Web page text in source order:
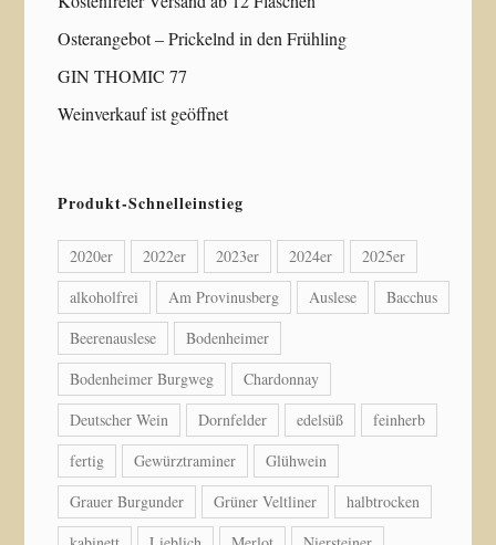
Osterangebot – Prickelnd in den Frühling
GIN THOMIC 77
Weinverkauf ist geöffnet
Produkt-Schnelleinstieg
2020er 2022er 2023er 2024er
2025er
alkoholfrei
Am Provinusberg Auslese
Bacchus
Beerenauslese
Bodenheimer
Bodenheimer Burgweg
Chardonnay
Deutscher Wein
Dornfelder edelsüß
feinherb
fertig
Gewürztraminer
Glühwein
Grauer Burgunder
Grüner Veltliner
halbtrocken